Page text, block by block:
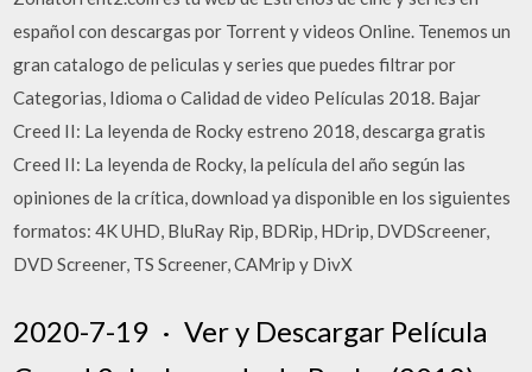
español con descargas por Torrent y videos Online. Tenemos un
gran catalogo de peliculas y series que puedes filtrar por
Categorias, Idioma o Calidad de video Películas 2018. Bajar
Creed II: La leyenda de Rocky estreno 2018, descarga gratis
Creed II: La leyenda de Rocky, la película del año según las
opiniones de la crítica, download ya disponible en los siguientes
formatos: 4K UHD, BluRay Rip, BDRip, HDrip, DVDScreener,
DVD Screener, TS Screener, CAMrip y DivX
2020-7-19 · Ver y Descargar Película